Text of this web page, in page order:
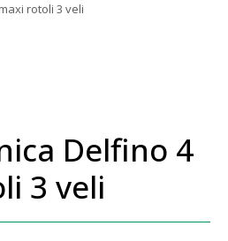
NEWS
Ricerca
rotoli 3 veli
Delfino 4
3 veli